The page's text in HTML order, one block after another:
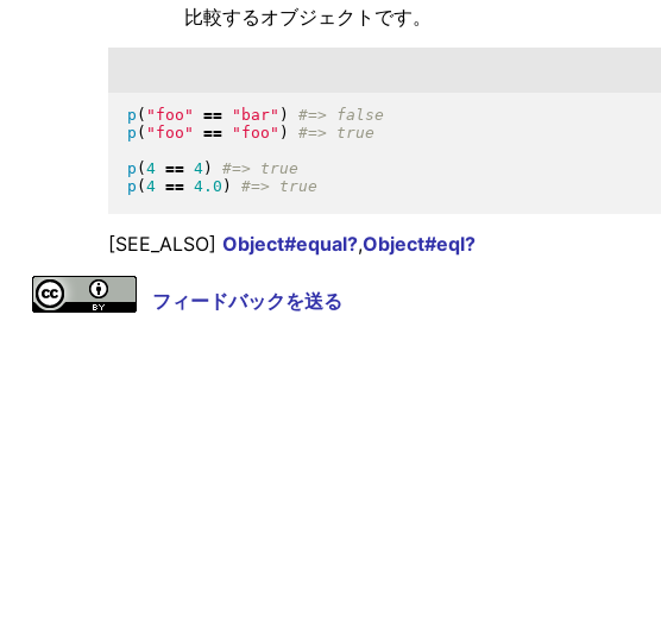
比較するオブジェクトです。
p ( " foo " == " bar" )
p ( " foo " == " foo " )
p ( 4 == 4)
p ( 4 == 4.0 )
[SEE_ALSO] Object#equal?,Object#eql?
フィードバックを送る